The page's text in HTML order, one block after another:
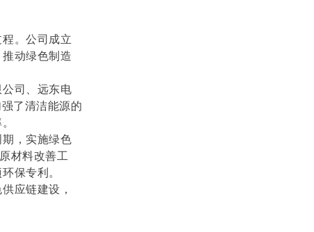
。公司成立
动绿色制造
司、远东电
了清洁能源的
，实施绿色
材料改善工
保专利。
应链建设，